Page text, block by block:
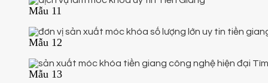
Mẫu 11
Mẫu 12
Mẫu 13